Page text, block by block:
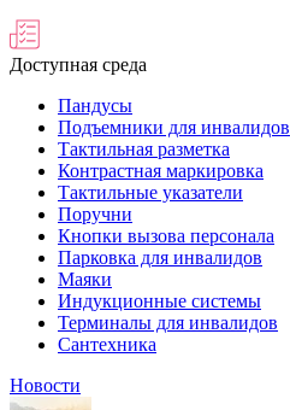
Доступная среда
Пандусы
Подъемники для инвалидов
Тактильная разметка
Контрастная маркировка
Тактильные указатели
Поручни
Кнопки вызова персонала
Парковка для инвалидов
Маяки
Индукционные системы
Терминалы для инвалидов
Сантехника
Новости